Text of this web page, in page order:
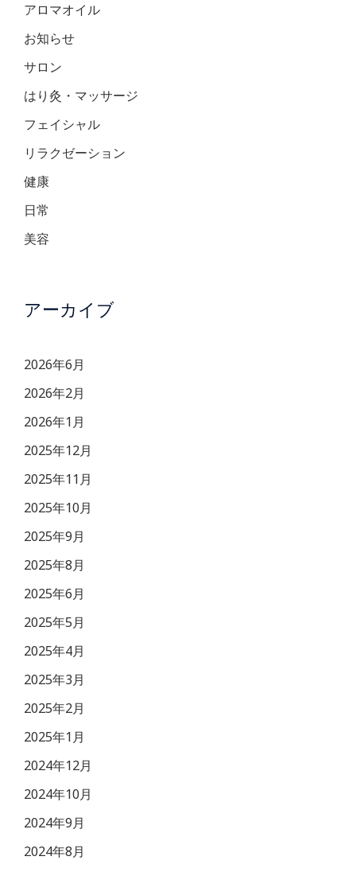
アロマオイル
お知らせ
サロン
はり灸・マッサージ
フェイシャル
リラクゼーション
健康
日常
美容
アーカイブ
2026年6月
2026年2月
2026年1月
2025年12月
2025年11月
2025年10月
2025年9月
2025年8月
2025年6月
2025年5月
2025年4月
2025年3月
2025年2月
2025年1月
2024年12月
2024年10月
2024年9月
2024年8月